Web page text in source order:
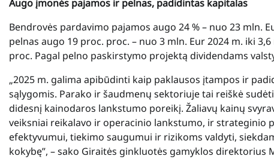
Augo įmonės pajamos ir pelnas, padidintas kapitalas
Bendrovės pardavimo pajamos augo 24 % – nuo 23 mln.
pelnas augo 19 proc. proc. – nuo 3 mln. Eur 2024 m. iki
proc. Pagal pelno paskirstymo projektą dividendams
„2025 m. galima apibūdinti kaip paklausos įtampos ir
sąlygomis. Parako ir šaudmenų sektoriuje tai reiškė
didesnį kainodaros lankstumo poreikį. Žaliavų kainų
veiksniai reikalavo ir operacinio lankstumo, ir strateginio
efektyvumui, tiekimo saugumui ir rizikoms valdyti,
kokybę”, – sako Giraitės ginkluotės gamyklos direktorius